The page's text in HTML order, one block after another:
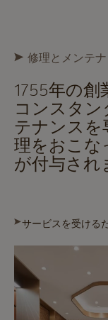
修理とメンテ
1755年の創
コンスタン
テナンスを
理をおこな
が付与され
サービスを受ける